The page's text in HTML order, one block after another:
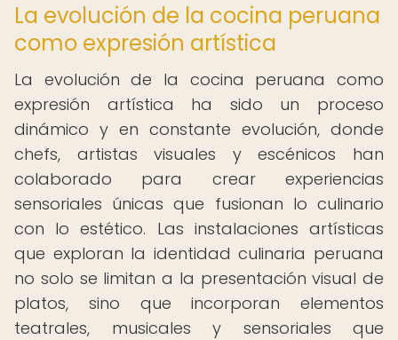
La evolución de la cocina peruana
como expresión artística
La evolución de la cocina peruana como
expresión artística ha sido un proceso
dinámico y en constante evolución, donde
chefs, artistas visuales y escénicos han
colaborado para crear experiencias
sensoriales únicas que fusionan lo culinario
con lo estético. Las instalaciones artísticas
que exploran la identidad culinaria peruana
no solo se limitan a la presentación visual de
platos, sino que incorporan elementos
teatrales, musicales y sensoriales que